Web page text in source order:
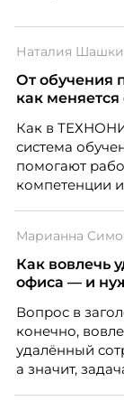
Наталия
От обучения
как
Как в
система
помогают
компетенции
закупкам
компании
Марианна
Как вовлечь
офиса — и
Вопрос в
конечно,
удалённый
а значит,